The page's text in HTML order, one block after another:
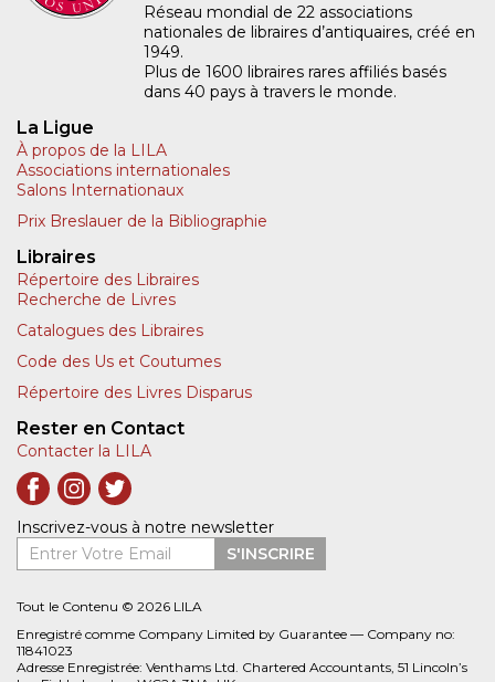
Réseau mondial de 22 associations
nationales de libraires d’antiquaires, créé en
1949.
Plus de 1600 libraires rares affiliés basés
dans 40 pays à travers le monde.
La Ligue
À propos de la LILA
Associations internationales
Salons Internationaux
Prix Breslauer de la Bibliographie
Libraires
Répertoire des Libraires
Recherche de Livres
Catalogues des Libraires
Code des Us et Coutumes
Répertoire des Livres Disparus
Rester en Contact
Contacter la LILA
Inscrivez-vous à notre newsletter
Entrer Votre Email
S'INSCRIRE
Tout le Contenu © 2026 LILA
Enregistré comme Company Limited by Guarantee — Company no:
11841023
Adresse Enregistrée: Venthams Ltd. Chartered Accountants, 51 Lincoln’s